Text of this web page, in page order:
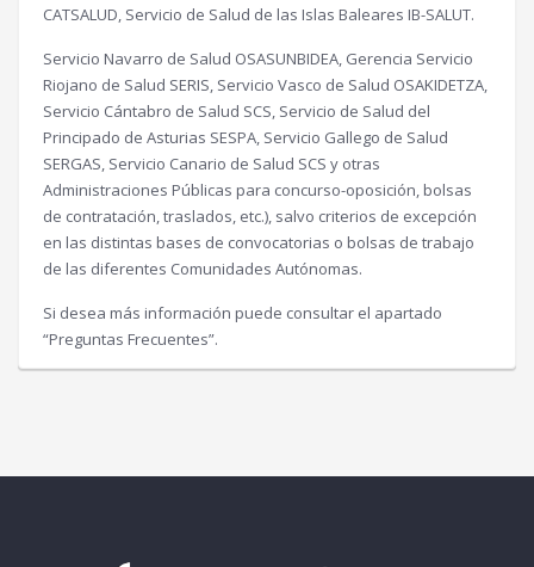
CATSALUD, Servicio de Salud de las Islas Baleares IB-SALUT.
Servicio Navarro de Salud OSASUNBIDEA, Gerencia Servicio
Riojano de Salud SERIS, Servicio Vasco de Salud OSAKIDETZA,
Servicio Cántabro de Salud SCS, Servicio de Salud del
Principado de Asturias SESPA, Servicio Gallego de Salud
SERGAS, Servicio Canario de Salud SCS y otras
Administraciones Públicas para concurso-oposición, bolsas
de contratación, traslados, etc.), salvo criterios de excepción
en las distintas bases de convocatorias o bolsas de trabajo
de las diferentes Comunidades Autónomas.
Si desea más información puede consultar el apartado
“Preguntas Frecuentes”.